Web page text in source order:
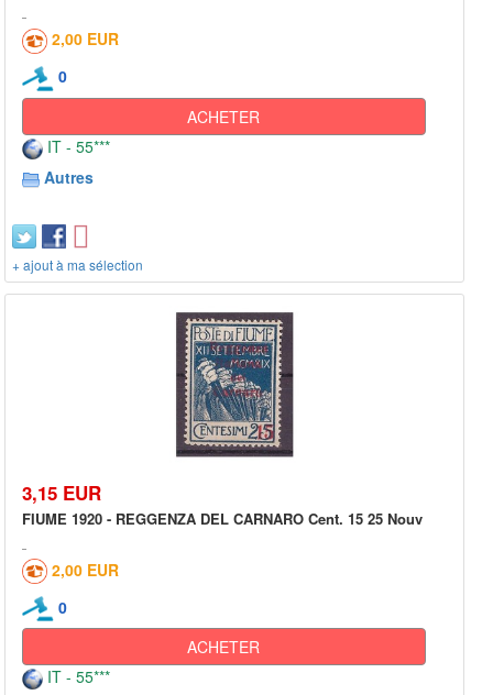
2,00 EUR
0
ACHETER
IT - 55***
Autres
+ ajout à ma sélection
3,15 EUR
FIUME 1920 - REGGENZA DEL CARNARO Cent. 15 25 Nouv
2,00 EUR
0
ACHETER
IT - 55***